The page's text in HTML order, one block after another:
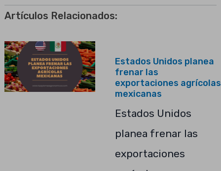
Artículos Relacionados:
Estados Unidos planea
frenar las
exportaciones agrícolas
mexicanas
Estados Unidos
planea frenar las
exportaciones